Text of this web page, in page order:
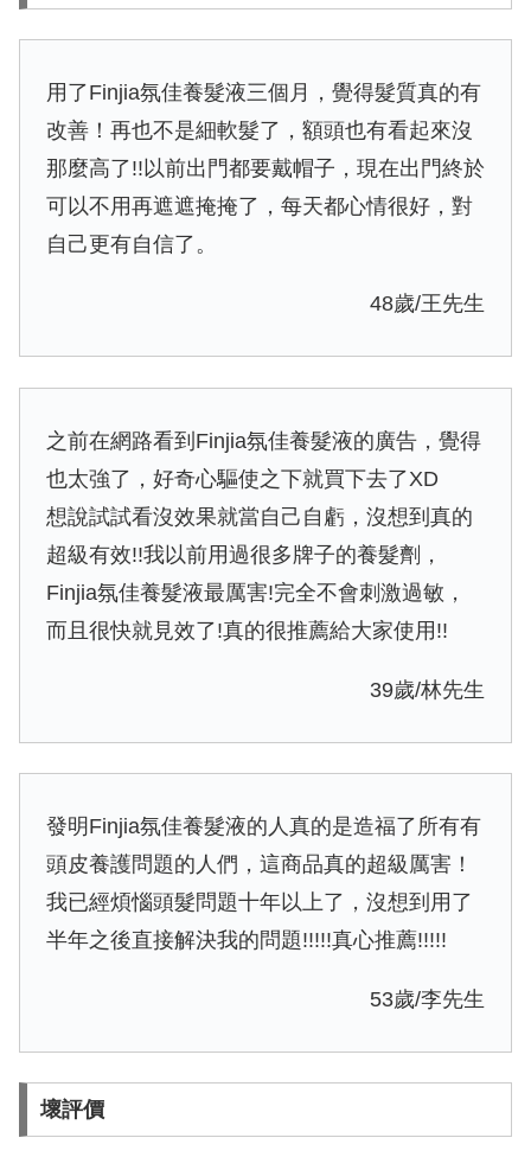
用了Finjia氛佳養髮液三個月，覺得髮質真的有
改善！再也不是細軟髮了，額頭也有看起來沒
那麼高了!!以前出門都要戴帽子，現在出門終於
可以不用再遮遮掩掩了，每天都心情很好，對
自己更有自信了。
48歲/王先生
之前在網路看到Finjia氛佳養髮液的廣告，覺得
也太強了，好奇心驅使之下就買下去了XD
想說試試看沒效果就當自己自虧，沒想到真的
超級有效!!我以前用過很多牌子的養髮劑，
Finjia氛佳養髮液最厲害!完全不會刺激過敏，
而且很快就見效了!真的很推薦給大家使用!!
39歲/林先生
發明Finjia氛佳養髮液的人真的是造福了所有有
頭皮養護問題的人們，這商品真的超級厲害！
我已經煩惱頭髮問題十年以上了，沒想到用了
半年之後直接解決我的問題!!!!!真心推薦!!!!!
53歲/李先生
壞評價